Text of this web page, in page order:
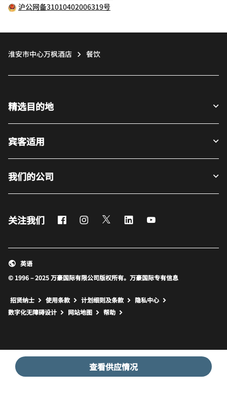
查看供应情况
沪公网备31010402006319号
淮安市中心万枫酒店 餐饮
精选目的地
宾客适用
我们的公司
关注我们 FacebookInstagram
Twitter LinkedIn
© 1996 – 2025 万豪国际有限公司版权所有。万豪国际专有信息
英语
招贤纳士 使用条款 计划细则及条款
隐私中心
数字化无障碍设计
网站地图 打开新窗口
帮助